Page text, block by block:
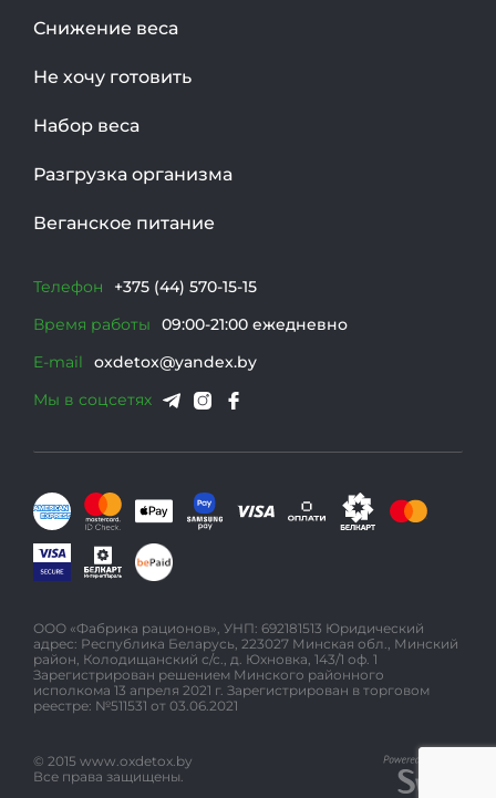
ООО «Фабрика рационов», УНП: 692181513 Юридический
адрес: Республика Беларусь, 223027 Минская обл., Минский
район, Колодищанский с/с., д. Юхновка, 143/1 оф. 1
Зарегистрирован решением Минского районного
исполкома 13 апреля 2021 г. Зарегистрирован в торговом
реестре: №511531 от 03.06.2021
© 2015 www.oxdetox.by
Все права защищены.
Телефон
+375 (44) 570-15-15
Время работы
09:00-21:00 ежедневно
E-mail
oxdetox@yandex.by
Мы в соцсетях
Снижение веса
Не хочу готовить
Набор веса
Разгрузка организма
Веганское питание